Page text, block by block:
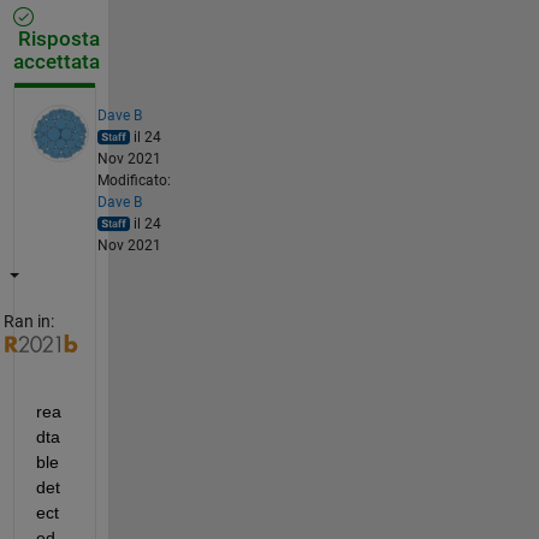
Risposta
accettata
Dave B
il 24
Nov 2021
Modificato:
Dave B
il 24
Nov 2021
Ran in:
rea
dta
ble
det
ect